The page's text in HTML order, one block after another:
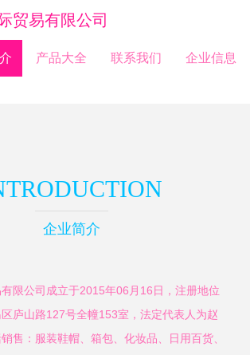
贸易有限公司
产品大全 联系我们 企业信息
企业简介
限公司成立于2015年06月16日，注册地位
庐山路127号全幢153室，法定代表人为赵
售：服装鞋帽、箱包、化妆品、日用百货、